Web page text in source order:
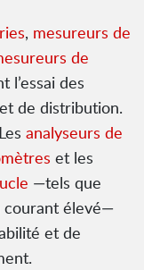
, mesureurs de
de
l’essai des
de distribution.
Les analyseurs de
et les
—tels que
courant élevé—
et de